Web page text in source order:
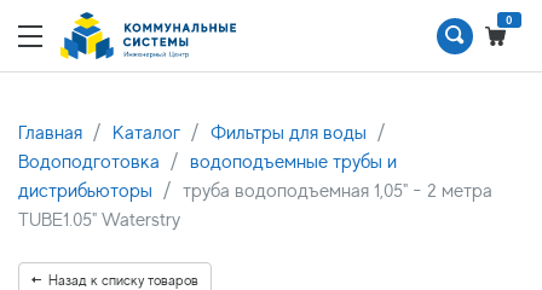
0
Главная Каталог
Фильтры для воды
Водоподготовка
водоподъемные трубы и
дистрибьюторы
труба водоподъемная 1,05" - 2 метра
TUBE1.05" Waterstry
Назад к списку товаров